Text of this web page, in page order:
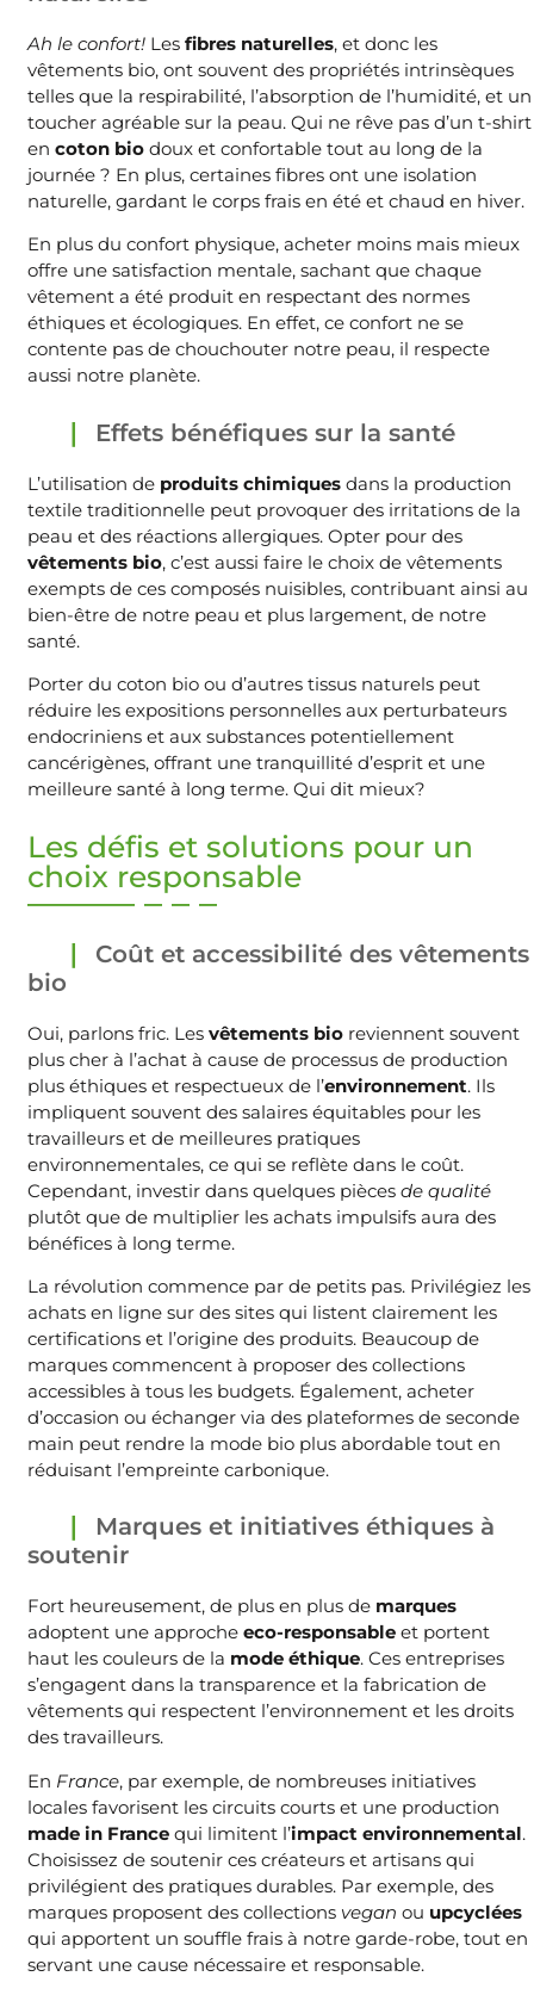
Ah le confort! Les fibres naturelles, et donc les
vêtements bio, ont souvent des propriétés intrinsèques
telles que la respirabilité, l’absorption de l’humidité, et un
toucher agréable sur la peau. Qui ne rêve pas d’un t-shirt
en coton bio doux et confortable tout au long de la
journée ? En plus, certaines fibres ont une isolation
naturelle, gardant le corps frais en été et chaud en hiver.
En plus du confort physique, acheter moins mais mieux
offre une satisfaction mentale, sachant que chaque
vêtement a été produit en respectant des normes
éthiques et écologiques. En effet, ce confort ne se
contente pas de chouchouter notre peau, il respecte
aussi notre planète.
Effets bénéfiques sur la santé
L’utilisation de produits chimiques dans la production
textile traditionnelle peut provoquer des irritations de la
peau et des réactions allergiques. Opter pour des
vêtements bio, c’est aussi faire le choix de vêtements
exempts de ces composés nuisibles, contribuant ainsi au
bien-être de notre peau et plus largement, de notre
santé.
Porter du coton bio ou d’autres tissus naturels peut
réduire les expositions personnelles aux perturbateurs
endocriniens et aux substances potentiellement
cancérigènes, offrant une tranquillité d’esprit et une
meilleure santé à long terme. Qui dit mieux?
Les défis et solutions pour un
choix responsable
Coût et accessibilité des vêtements
bio
Oui, parlons fric. Les vêtements bio reviennent souvent
plus cher à l’achat à cause de processus de production
plus éthiques et respectueux de l’environnement. Ils
impliquent souvent des salaires équitables pour les
travailleurs et de meilleures pratiques
environnementales, ce qui se reflète dans le coût.
Cependant, investir dans quelques pièces de qualité
plutôt que de multiplier les achats impulsifs aura des
bénéfices à long terme.
La révolution commence par de petits pas. Privilégiez les
achats en ligne sur des sites qui listent clairement les
certifications et l’origine des produits. Beaucoup de
marques commencent à proposer des collections
accessibles à tous les budgets. Également, acheter
d’occasion ou échanger via des plateformes de seconde
main peut rendre la mode bio plus abordable tout en
réduisant l’empreinte carbonique.
Marques et initiatives éthiques à
soutenir
Fort heureusement, de plus en plus de marques
adoptent une approche eco-responsable et portent
haut les couleurs de la mode éthique. Ces entreprises
s’engagent dans la transparence et la fabrication de
vêtements qui respectent l’environnement et les droits
des travailleurs.
En France, par exemple, de nombreuses initiatives
locales favorisent les circuits courts et une production
made in France qui limitent l’impact environnemental.
Choisissez de soutenir ces créateurs et artisans qui
privilégient des pratiques durables. Par exemple, des
marques proposent des collections vegan ou upcyclées
qui apportent un souffle frais à notre garde-robe, tout en
servant une cause nécessaire et responsable.